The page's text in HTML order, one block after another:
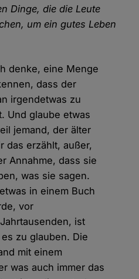
Dinge, die die Leute
um ein gutes Leben
denke, eine Menge
dass der
irgendetwas zu
Und glaube etwas
jemand, der älter
das erzählt, außer,
Annahme, dass sie
was sie sagen.
in einem Buch
vor
ist
zu glauben. Die
mit einem
was auch immer das